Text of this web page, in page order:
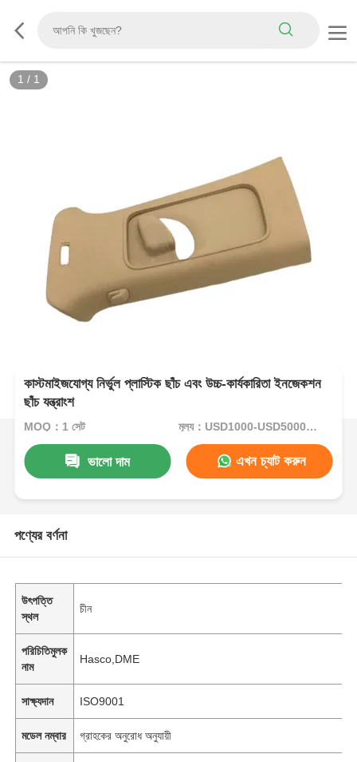
1 / 1
কাস্টমাইজযোগ্য নির্ভুল প্লাস্টিক ছাঁচ এবং উচ্চ-কার্যকারিতা ইনজেকশন
ছাঁচ যন্ত্রাংশ
MOQ：1 সেট মূল্য：USD1000-USD5000.00
ভালো দাম এখন চ্যাট করুন
পণ্যের বর্ণনা
উৎপত্তি
স্থল
চীন
পরিচিতিমুলক
নাম
Hasco,DME
সাক্ষ্যদান ISO9001
মডেল নম্বার গ্রাহকের অনুরোধ অনুযায়ী